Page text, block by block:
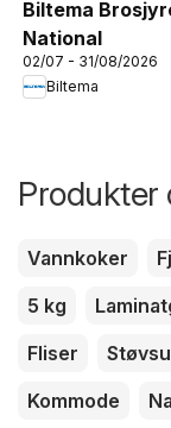
Biltema
National
02/07 - 31/08/2026
Biltema
Produkter
Vannkoker
5 kg
Fliser
Kommode